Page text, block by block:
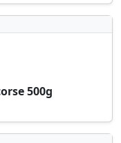
pivotant